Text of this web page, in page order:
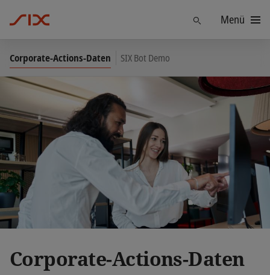
FindenMenü
Corporate-Actions-Daten SIX Bot Demo
Corporate-Actions-Daten